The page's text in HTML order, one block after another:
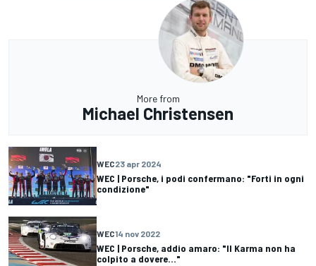
More from
Michael Christensen
WEC23 apr 2024
WEC | Porsche, i podi confermano: "Forti in ogni
condizione"
WEC14 nov 2022
WEC | Porsche, addio amaro: "Il Karma non ha
colpito a dovere..."